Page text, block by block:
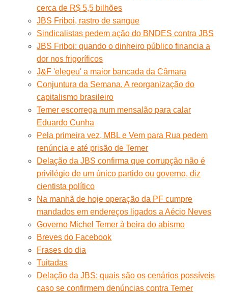
cerca de R$ 5,5 bilhões
JBS Friboi, rastro de sangue
Sindicalistas pedem ação do BNDES contra JBS
JBS Friboi: quando o dinheiro público financia a
dor nos frigoríficos
J&F 'elegeu' a maior bancada da Câmara
Conjuntura da Semana. A reorganização do
capitalismo brasileiro
Temer escorrega num mensalão para calar
Eduardo Cunha
Pela primeira vez, MBL e Vem para Rua pedem
renúncia e até prisão de Temer
Delação da JBS confirma que corrupção não é
privilégio de um único partido ou governo, diz
cientista político
Na manhã de hoje operação da PF cumpre
mandados em endereços ligados a Aécio Neves
Governo Michel Temer à beira do abismo
Breves do Facebook
Frases do dia
Tuitadas
Delação da JBS: quais são os cenários possíveis
caso se confirmem denúncias contra Temer